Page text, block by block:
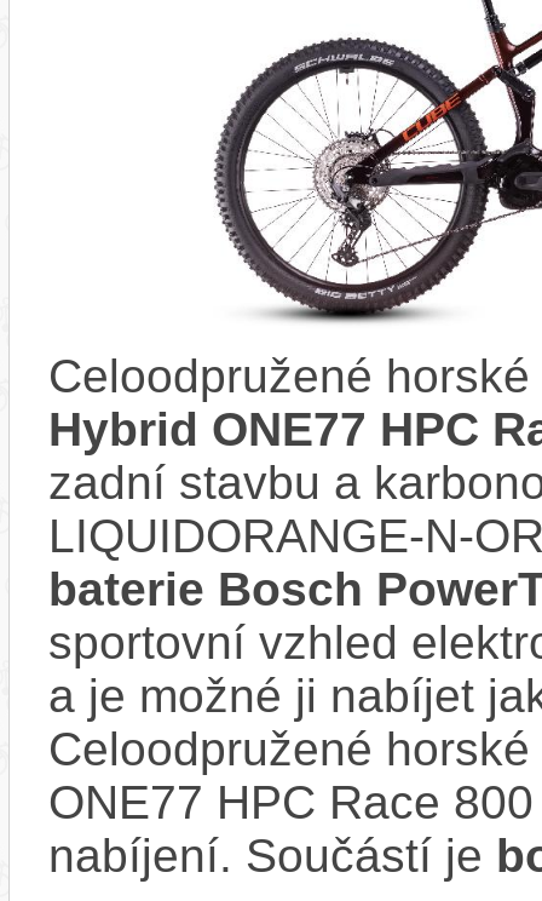
Celoodpružené
Hybrid ONE77 HPC
zadní stavbu a
LIQUIDORANGE-N-
baterie Bosch
sportovní vzhled
a je možné ji nabíjet
Celoodpružené
ONE77 HPC Race
nabíjení. Součástí je